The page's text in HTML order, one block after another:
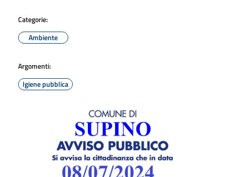
Categorie:
Ambiente
Argomenti:
Igiene pubblica